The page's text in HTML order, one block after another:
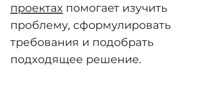
проектах помогает изучить
проблему, сформулировать
требования и подобрать
подходящее решение.